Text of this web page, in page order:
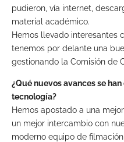
pudieron, vía internet,
material académico.
Hemos llevado interesantes
tenemos por delante una
gestionando la Comisión de
¿Qué nuevos avances se
tecnología?
Hemos apostado a una
un mejor intercambio con
moderno equipo de